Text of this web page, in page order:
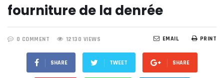
fourniture de la denrée
0 COMMENT 12130 VIEWS PRINT
EMAIL
SHARE TWEET SHARE